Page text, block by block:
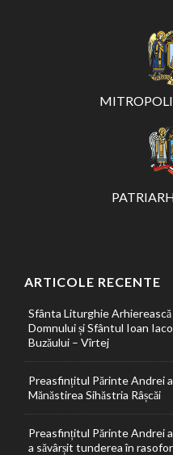
ARTICOLE RECENTE
Sfânta Liturghie Arhierească
Domnului și Sfântul Ioan
Buzăului – Vîrtej
Preasfințitul Părinte Andrei
Mănăstirea Sihăstria Râșcăi
Preasfințitul Părinte Andrei
a săvârșit tunderea în